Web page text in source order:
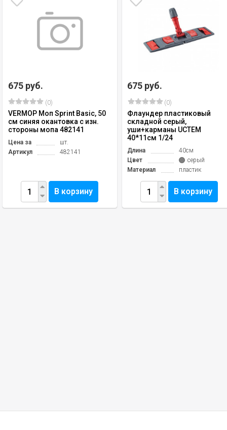
675 руб.
(0)
VERMOP Моп Sprint Basic, 50
см синяя окантовка с изн.
стороны мопа 482141
Цена за
шт.
Артикул
482141
В корзину
675 руб.
(0)
Флаундер пластиковый
складной серый,
уши+карманы UCTEM
40*11см 1/24
Длина
40см
Цвет
серый
Материал
пластик
В корзину